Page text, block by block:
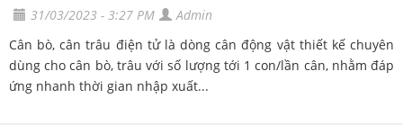
31/03/2023 - 3:27 PM
Admin
Cân bò, cân trâu điện tử là dòng cân động vật thiết kế chuyên
dùng cho cân bò, trâu với số lượng tới 1 con/lần cân, nhằm đáp
ứng nhanh thời gian nhập xuất...